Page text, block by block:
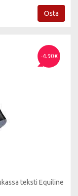
Osta
-4.90€
teksti Equiline